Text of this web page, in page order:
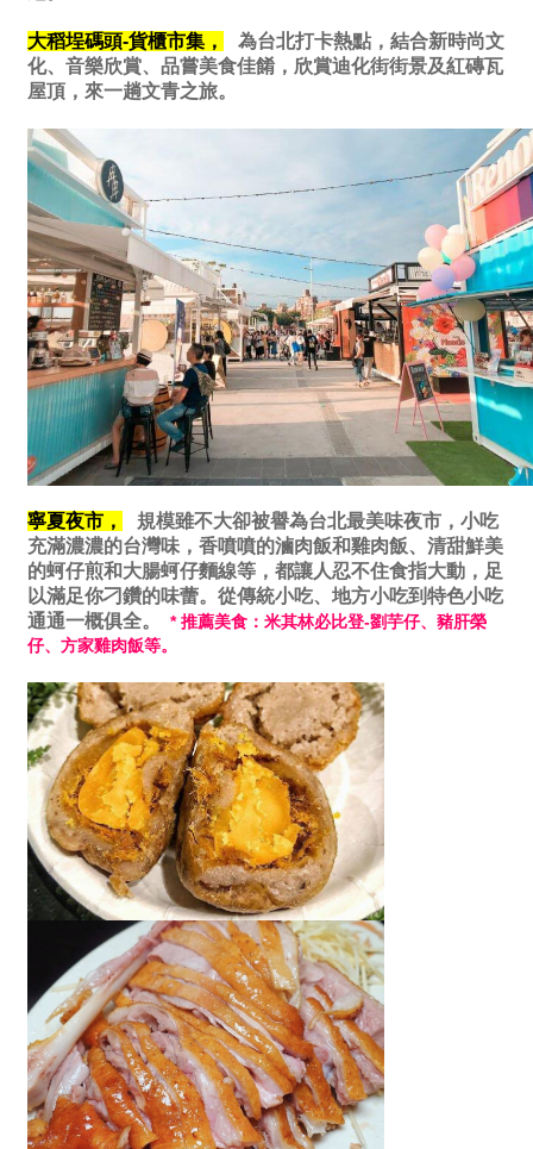
大稻埕碼頭-貨櫃市集，
為台北打卡熱點，結合新時尚文
化、音樂欣賞、品嘗美食佳餚，欣賞迪化街街景及紅磚瓦
屋頂，來一趟文青之旅。
寧夏夜市，
規模雖不大卻被譽為台北最美味夜市，小吃
充滿濃濃的台灣味，香噴噴的滷肉飯和雞肉飯、清甜鮮美
的蚵仔煎和大腸蚵仔麵線等，都讓人忍不住食指大動，足
以滿足你刁鑽的味蕾。從傳統小吃、地方小吃到特色小吃
通通一概俱全。 * 推薦美食：米其林必比登-劉芋仔、豬肝榮
仔、方家雞肉飯等。